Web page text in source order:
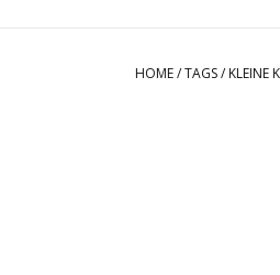
HOME/TAGS/ KLEINE